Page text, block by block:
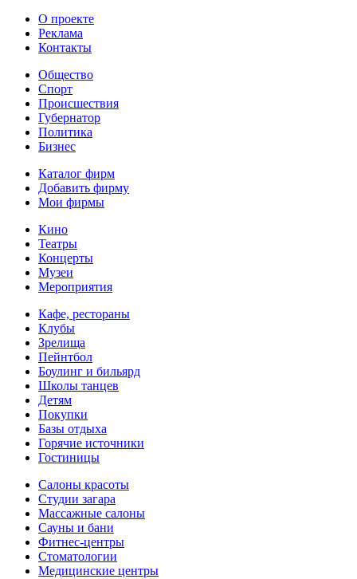
О проекте
Реклама
Контакты
Общество
Спорт
Происшествия
Губернатор
Политика
Бизнес
Каталог фирм
Добавить фирму
Мои фирмы
Кино
Театры
Концерты
Музеи
Мероприятия
Кафе, рестораны
Клубы
Зрелища
Пейнтбол
Боулинг и бильярд
Школы танцев
Детям
Покупки
Базы отдыха
Горячие источники
Гостиницы
Салоны красоты
Студии загара
Массажные салоны
Сауны и бани
Фитнес-центры
Стоматологии
Медицинские центры